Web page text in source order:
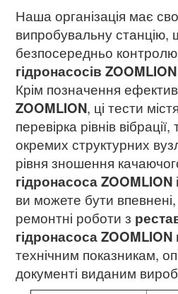
Наша організація має
випробувальну станцію,
безпосередньо
гідронасосів ZOOMLION
Крім позначення
ZOOMLION, ці тести
перевірка рівнів
окремих структурних
рівня зношення
гідронасоса ZOOMLION
ви можете бути
ремонтні роботи з
гідронасоса ZOOMLION
технічним показникам,
документі виданим